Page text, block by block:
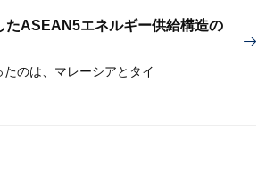
たASEAN5エネルギー供給構造の
のは、マレーシアとタイ